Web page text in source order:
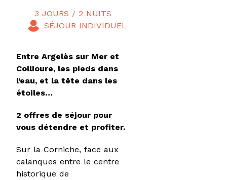
3 JOURS / 2 NUITS
Entre Argelès sur Mer et
Collioure, les pieds dans
l’eau, et la tête dans les
étoiles…
2 offres de séjour pour
vous détendre et profiter.
Sur la Corniche, face aux
calanques entre le centre
historique de